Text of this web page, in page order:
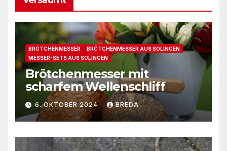
BRÖTCHENMESSER
BRÖTCHENMESSER AUS SOLINGEN
MESSER-SETS AUS SOLINGEN
Brötchenmesser mit
scharfem Wellenschliff
6. OKTOBER 2024 BREDA